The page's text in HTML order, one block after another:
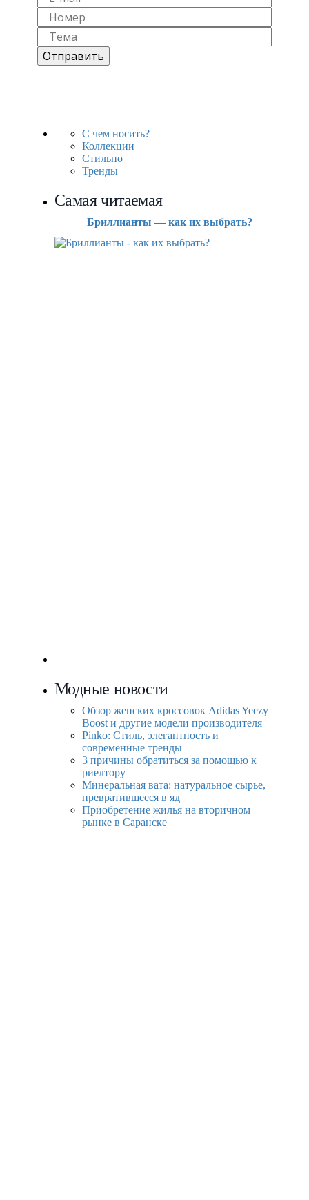
С чем носить?
Коллекции
Стильно
Тренды
Самая читаемая
Бриллианты — как их выбрать?
Модные новости
Обзор женских кроссовок Adidas Yeezy
Boost и другие модели производителя
Pinko: Стиль, элегантность и
современные тренды
3 причины обратиться за помощью к
риелтору
Минеральная вата: натуральное сырье,
превратившееся в яд
Приобретение жилья на вторичном
рынке в Саранске